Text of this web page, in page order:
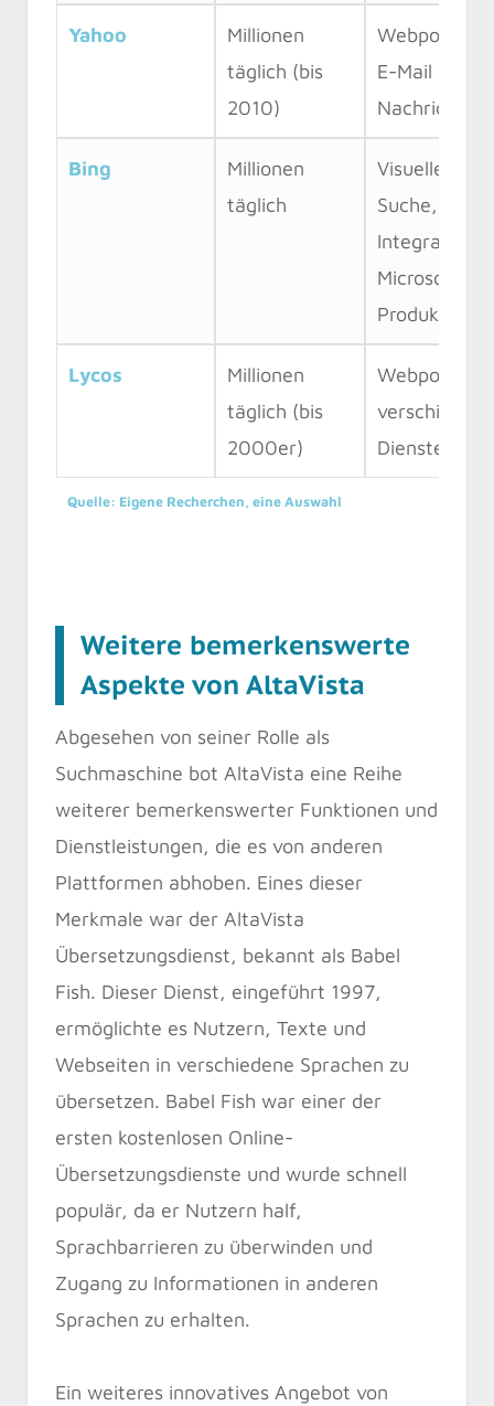
Yahoo
Millionen
täglich (bis
2010)
Webportal
E-Mail und
Nachrichten
Bing
Millionen
täglich
Visuelle
Suche,
Integration
Microsoft-
Produkte
Lycos
Millionen
täglich (bis
2000er)
Webportal
Diensten
Quelle: Eigene Recherchen, eine Auswahl
Weitere bemerkenswerte
Aspekte von AltaVista
Abgesehen von seiner Rolle als
Suchmaschine bot AltaVista eine Reihe
weiterer bemerkenswerter Funktionen und
Dienstleistungen, die es von anderen
Plattformen abhoben. Eines dieser
Merkmale war der AltaVista
Übersetzungsdienst, bekannt als Babel
Fish. Dieser Dienst, eingeführt 1997,
ermöglichte es Nutzern, Texte und
Webseiten in verschiedene Sprachen zu
übersetzen. Babel Fish war einer der
ersten kostenlosen Online-
Übersetzungsdienste und wurde schnell
populär, da er Nutzern half,
Sprachbarrieren zu überwinden und
Zugang zu Informationen in anderen
Sprachen zu erhalten.
Ein weiteres innovatives Angebot von